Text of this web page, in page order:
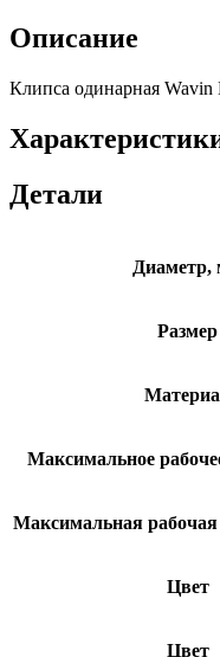
Описание
Клипса одинарная
Детали
Диаметр,
Размер
Максимальное
Максимальная рабочая
Цвет
Цвет